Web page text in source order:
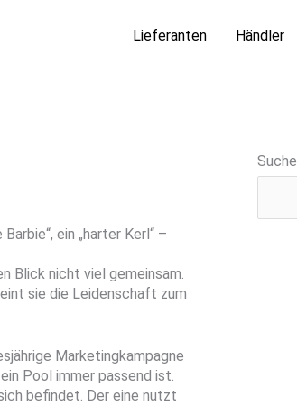
Lieferanten Händler
ein „harter Kerl“ –
Blick nicht viel gemeinsam.
sie die Leidenschaft zum
Marketingkampagne
Pool immer passend ist.
befindet. Der eine nutzt